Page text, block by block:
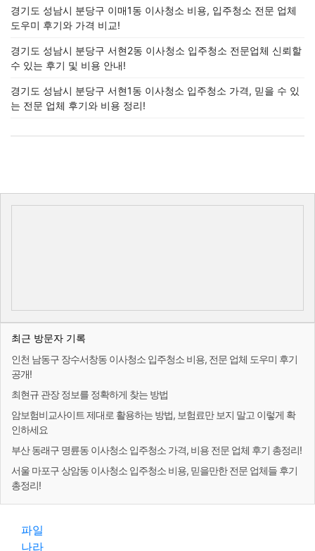
경기도 성남시 분당구 이매1동 이사청소 비용, 입주청소 전문 업체
도우미 후기와 가격 비교!
경기도 성남시 분당구 서현2동 이사청소 입주청소 전문업체 신뢰할
수 있는 후기 및 비용 안내!
경기도 성남시 분당구 서현1동 이사청소 입주청소 가격, 믿을 수 있
는 전문 업체 후기와 비용 정리!
최근 방문자 기록
인천 남동구 장수서창동 이사청소 입주청소 비용, 전문 업체 도우미 후기
공개!
최현규 관장 정보를 정확하게 찾는 방법
암보험비교사이트 제대로 활용하는 방법, 보험료만 보지 말고 이렇게 확
인하세요
부산 동래구 명륜동 이사청소 입주청소 가격, 비용 전문 업체 후기 총정리!
서울 마포구 상암동 이사청소 입주청소 비용, 믿을만한 전문 업체들 후기
총정리!
파일
나라